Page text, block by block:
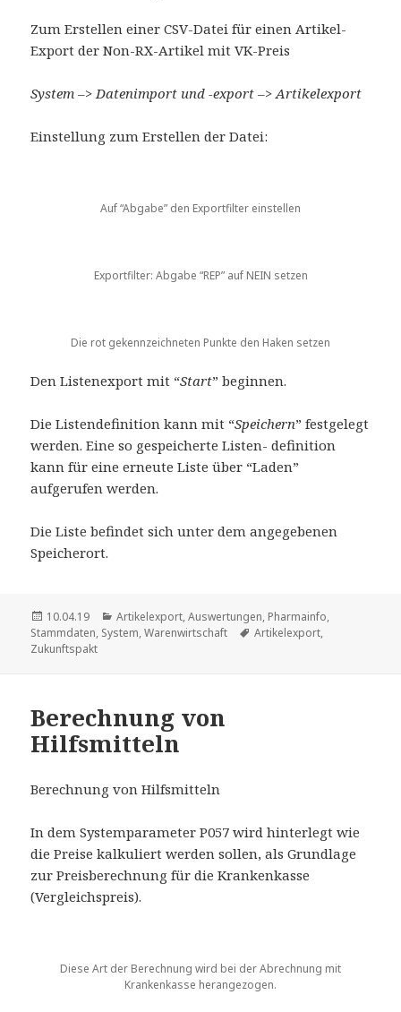
Zum Erstellen einer CSV-Datei für einen Artikel-
Export der Non-RX-Artikel mit VK-Preis
System –> Datenimport und -export –> Artikelexport
Einstellung zum Erstellen der Datei:
Auf “Abgabe” den Exportfilter einstellen
Exportfilter: Abgabe “REP” auf NEIN setzen
Die rot gekennzeichneten Punkte den Haken setzen
Den Listenexport mit “Start” beginnen.
Die Listendefinition kann mit “Speichern” festgelegt
werden. Eine so gespeicherte Listen- definition
kann für eine erneute Liste über “Laden”
aufgerufen werden.
Die Liste befindet sich unter dem angegebenen
Speicherort.
Veröffentlicht
am
10.04.19 Kategorien
Artikelexport,Auswertungen, Pharmainfo,
Stammdaten, System,Warenwirtschaft Schlagwörter
Artikelexport,
Zukunftspakt
Berechnung von
Hilfsmitteln
Berechnung von Hilfsmitteln
In dem Systemparameter P057 wird hinterlegt wie
die Preise kalkuliert werden sollen, als Grundlage
zur Preisberechnung für die Krankenkasse
(Vergleichspreis).
Diese Art der Berechnung wird bei der Abrechnung mit
Krankenkasse herangezogen.